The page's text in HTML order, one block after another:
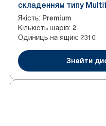
складенням типу
Якість: Premium
Кількість шарів: 2
Одиниць на ящик: 2310
Знайти